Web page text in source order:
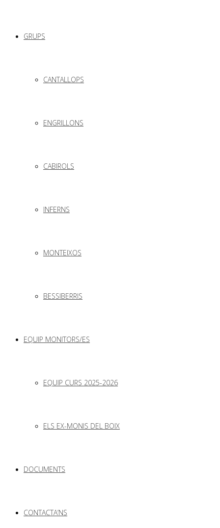
GRUPS
CANTALLOPS
ENGRILLONS
CABIROLS
INFERNS
MONTEIXOS
BESSIBERRIS
EQUIP MONITORS/ES
EQUIP CURS 2025-2026
ELS EX-MONIS DEL BOIX
DOCUMENTS
CONTACTA’NS